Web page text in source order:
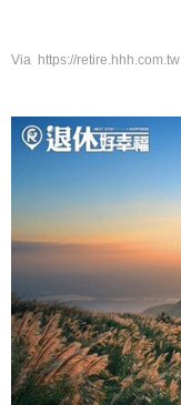
Via https://retire.hhh.com.tw